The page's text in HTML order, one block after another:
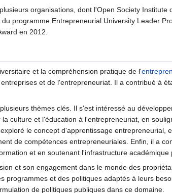
organisations, dont l'Open Society Institute
programme Entrepreneurial University Leader
en 2012.
et la compréhension pratique de l'
et de l'entrepreneuriat. Il a contribué à
thèmes clés. Il s'est intéressé au
culture et l'éducation à l'entrepreneuriat, en
le concept d'apprentissage
de compétences entrepreneuriales. Enfin, il a
et en soutenant l'infrastructure académique
et son engagement dans le monde des
programmes et des politiques adaptés à leurs
de politiques publiques dans ce domaine.